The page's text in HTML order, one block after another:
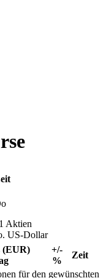
Aktien
US-Dollar
+/-
%
Zeit
für den gewünschten